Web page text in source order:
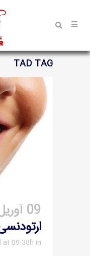
TAD TAG
09 آوریل
at 09:38h in